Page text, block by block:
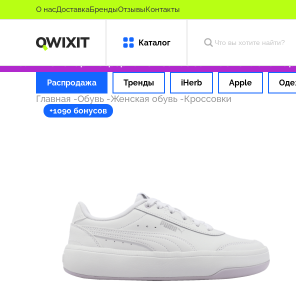
О насДоставкаБрендыОтзывыКонтакты
Каталог
товары Оформляем заказ за 1 час Оплата
Распродажа Тренды iHerb Apple
Главная -Обувь -Женская обувь -Кроссовки
+1090 бонусов